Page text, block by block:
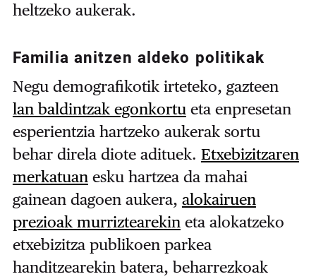
heltzeko aukerak.
Familia anitzen aldeko politikak
Negu demografikotik irteteko, gazteen
lan baldintzak egonkortu eta enpresetan
esperientzia hartzeko aukerak sortu
behar direla diote adituek. Etxebizitzaren
merkatuan esku hartzea da mahai
gainean dagoen aukera, alokairuen
prezioak murriztearekin eta alokatzeko
etxebizitza publikoen parkea
handitzearekin batera, beharrezkoak